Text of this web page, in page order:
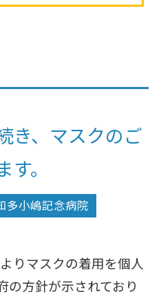
き、マスクのご
。
多小嶋記念病院
りマスクの着用を個人
の方針が示されており